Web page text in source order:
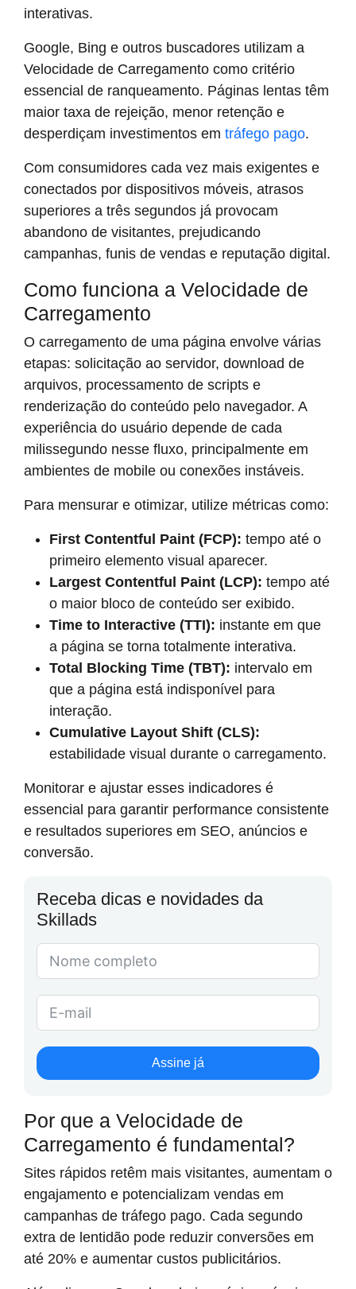
interativas.
Google, Bing e outros buscadores utilizam a
Velocidade de Carregamento como critério
essencial de ranqueamento. Páginas lentas têm
maior taxa de rejeição, menor retenção e
desperdiçam investimentos em tráfego pago.
Com consumidores cada vez mais exigentes e
conectados por dispositivos móveis, atrasos
superiores a três segundos já provocam
abandono de visitantes, prejudicando
campanhas, funis de vendas e reputação digital.
Como funciona a Velocidade de
Carregamento
O carregamento de uma página envolve várias
etapas: solicitação ao servidor, download de
arquivos, processamento de scripts e
renderização do conteúdo pelo navegador. A
experiência do usuário depende de cada
milissegundo nesse fluxo, principalmente em
ambientes de mobile ou conexões instáveis.
Para mensurar e otimizar, utilize métricas como:
First Contentful Paint (FCP): tempo até o
primeiro elemento visual aparecer.
Largest Contentful Paint (LCP): tempo até
o maior bloco de conteúdo ser exibido.
Time to Interactive (TTI): instante em que
a página se torna totalmente interativa.
Total Blocking Time (TBT): intervalo em
que a página está indisponível para
interação.
Cumulative Layout Shift (CLS):
estabilidade visual durante o carregamento.
Monitorar e ajustar esses indicadores é
essencial para garantir performance consistente
e resultados superiores em SEO, anúncios e
conversão.
Receba dicas e novidades da
Skillads
Assine já
Por que a Velocidade de
Carregamento é fundamental?
Sites rápidos retêm mais visitantes, aumentam o
engajamento e potencializam vendas em
campanhas de tráfego pago. Cada segundo
extra de lentidão pode reduzir conversões em
até 20% e aumentar custos publicitários.